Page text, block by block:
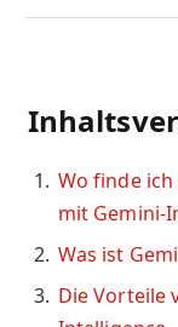
Wo finde
mit Gemini-
Was ist
Die Vorteile